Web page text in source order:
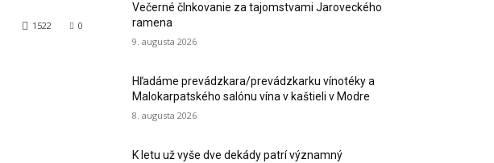
0
1522
Večerné člnkovanie za tajomstvami Jaroveckého
ramena
9. augusta 2026
Hľadáme prevádzkara/prevádzkarku vínotéky a
Malokarpatského salónu vína v kaštieli v Modre
8. augusta 2026
K letu už vyše dve dekády patrí významný